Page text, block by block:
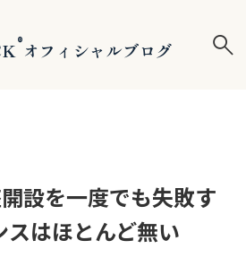
®オフィシャルブログ
設を一度でも失敗す
はほとんど無い